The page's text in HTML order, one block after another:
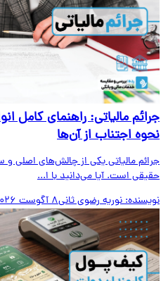
مالیاتی: راهنمای کامل
اجتناب از آن‌ها
مالیاتی یکی از چالش‌های اصلی و
است. آیا می‌دانید با ا...
نوریه رضوی ثانی8 آگوست 2026